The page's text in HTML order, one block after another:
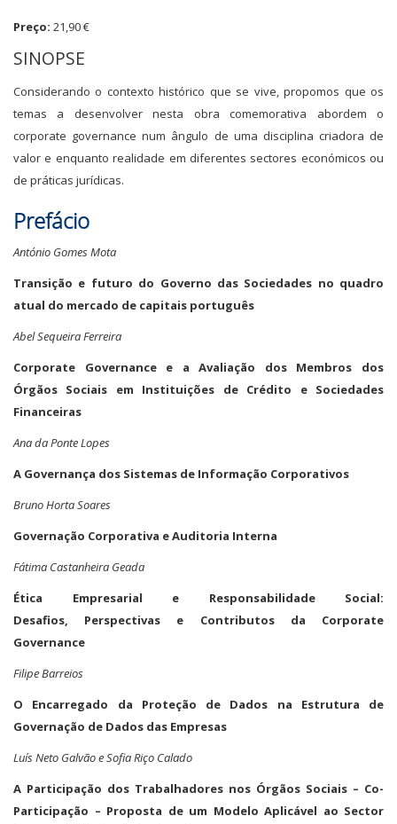
Preço: 21,90 €
SINOPSE
Considerando o contexto histórico que se vive, propomos que os
temas a desenvolver nesta obra comemorativa abordem o
corporate governance num ângulo de uma disciplina criadora de
valor e enquanto realidade em diferentes sectores económicos ou
de práticas jurídicas.
Prefácio
António Gomes Mota
Transição e futuro do Governo das Sociedades no quadro
atual do mercado de capitais português
Abel Sequeira Ferreira
Corporate Governance e a Avaliação dos Membros dos
Órgãos Sociais em Instituições de Crédito e Sociedades
Financeiras
Ana da Ponte Lopes
A Governança dos Sistemas de Informação Corporativos
Bruno Horta Soares
Governação Corporativa e Auditoria Interna
Fátima Castanheira Geada
Ética Empresarial e Responsabilidade Social:
Desafios, Perspectivas e Contributos da Corporate
Governance
Filipe Barreios
O Encarregado da Proteção de Dados na Estrutura de
Governação de Dados das Empresas
Luís Neto Galvão e Sofia Riço Calado
A Participação dos Trabalhadores nos Órgãos Sociais – Co-
Participação – Proposta de um Modelo Aplicável ao Sector